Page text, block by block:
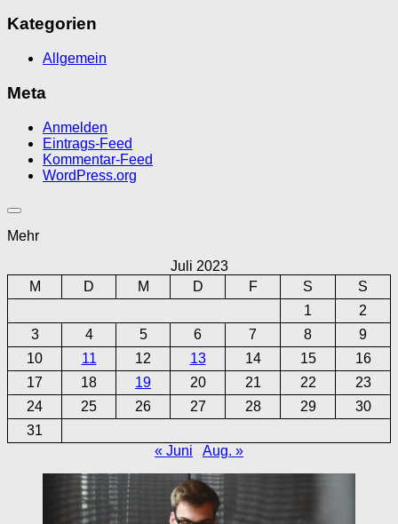
Kategorien
Allgemein
Meta
Anmelden
Eintrags-Feed
Kommentar-Feed
WordPress.org
Mehr
Juli 2023
M
D M D F S
S
1
2
3
4 5 6 7 8
9
10
11 12 13 14 15
16
17
18 19 20 21 22
23
24
25 26 27 28 29
30
31
« Juni
Aug. »